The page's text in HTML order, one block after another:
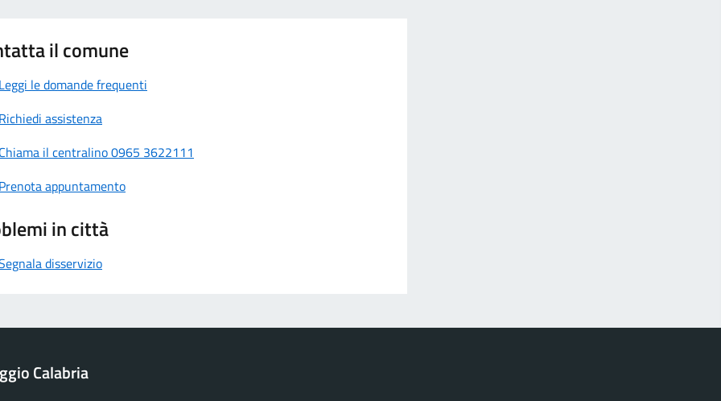
il comune
le domande frequenti
assistenza
il centralino 0965 3622111
appuntamento
in città
disservizio
Calabria